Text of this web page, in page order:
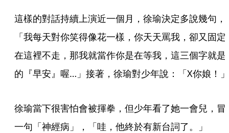
這樣的對話持續上演近一個月，徐瑜決定多說幾句，
「我每天對你笑得像花一樣，你天天罵我，卻又固定
在這裡不走，那我就當作你是在等我，這三個字就是
的『早安』喔…」接著，徐瑜對少年說：「X你娘！」
徐瑜當下很害怕會被揮拳，但少年看了她一會兒，冒
一句「神經病」，「哇，他終於有新台詞了。」